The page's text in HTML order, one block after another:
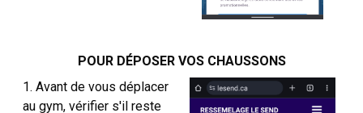
POUR DÉPOSER VOS CHAUSSONS
1. Avant de vous déplacer
au gym, vérifier s'il reste